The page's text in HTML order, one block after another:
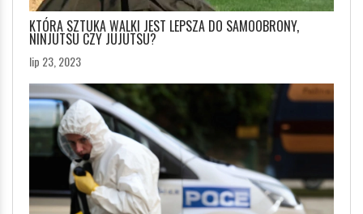
KTÓRA SZTUKA WALKI JEST LEPSZA DO SAMOOBRONY,
NINJUTSU CZY JUJUTSU?
lip 23, 2023